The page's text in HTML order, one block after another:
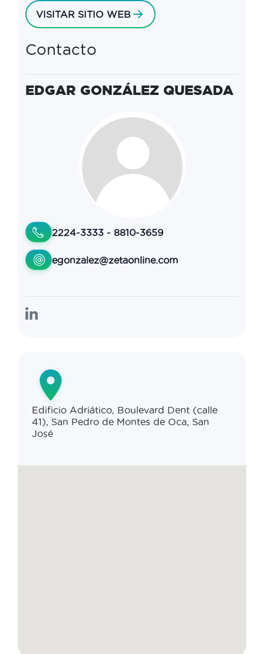
VISITAR SITIO WEB
Contacto
EDGAR GONZÁLEZ QUESADA
2224-3333 - 8810-3659
egonzalez@zetaonline.com
Edificio Adriático, Boulevard Dent (calle
41), San Pedro de Montes de Oca, San
José